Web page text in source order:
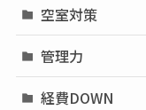
空室対策
管理力
経費DOWN